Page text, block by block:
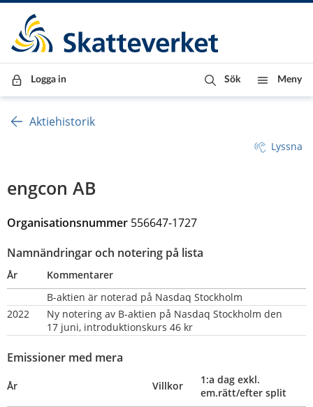
Till innehåll
Till navigationen
Till chattrobot
Logga in Sök Meny
Aktiehistorik
Lyssna
engcon AB
Organisationsnummer 556647-1727
Namnändringar och notering på lista
År
Kommentarer
B-aktien är noterad på Nasdaq Stockholm
2022
Ny notering av B-aktien på Nasdaq Stockholm den
17 juni, introduktionskurs 46 kr
Emissioner med mera
År Villkor
1:a dag exkl.
em.rätt/efter split